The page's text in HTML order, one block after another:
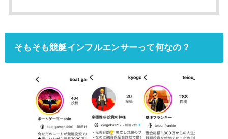
そもそも競艇インフルエンサーって何なの？